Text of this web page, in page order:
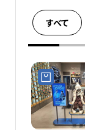
すべて